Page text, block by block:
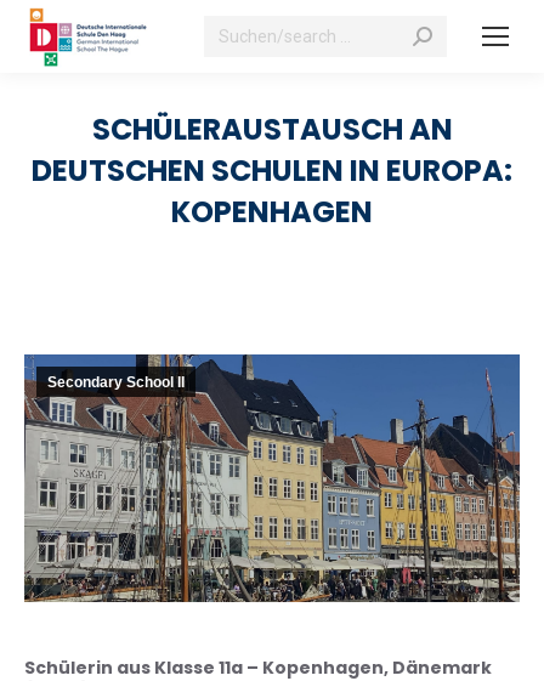
Search:
SCHÜLERAUSTAUSCH AN
DEUTSCHEN SCHULEN IN EUROPA:
KOPENHAGEN
Secondary School II
Schülerin aus Klasse 11a – Kopenhagen, Dänemark